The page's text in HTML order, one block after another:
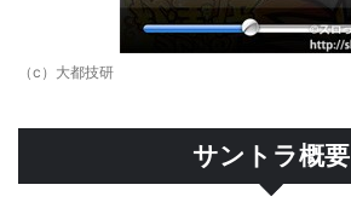
（c）大都技研
サントラ概要